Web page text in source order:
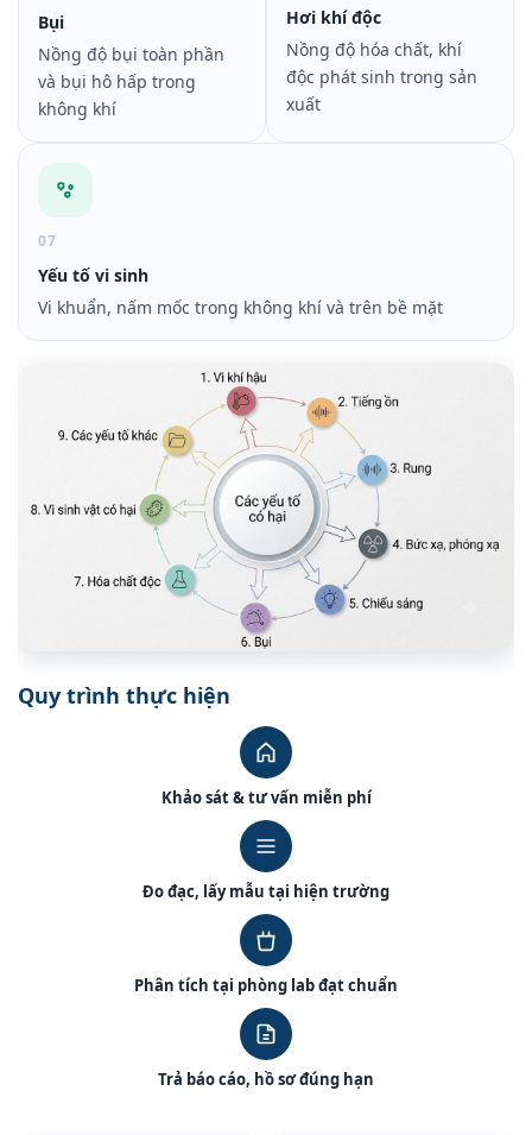
Bụi
Nồng độ bụi toàn phần
và bụi hô hấp trong
không khí
Hơi khí độc
Nồng độ hóa chất, khí
độc phát sinh trong sản
xuất
07
Yếu tố vi sinh
Vi khuẩn, nấm mốc trong không khí và trên bề mặt
Quy trình thực hiện
Khảo sát & tư vấn miễn phí
Đo đạc, lấy mẫu tại hiện trường
Phân tích tại phòng lab đạt chuẩn
Trả báo cáo, hồ sơ đúng hạn